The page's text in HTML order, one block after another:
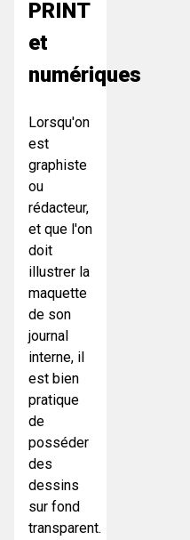
PRINT
et
numériques
Lorsqu'on
est
graphiste
ou
rédacteur,
et que l'on
doit
illustrer la
maquette
de son
journal
interne, il
est bien
pratique
de
posséder
des
dessins
sur fond
transparent.